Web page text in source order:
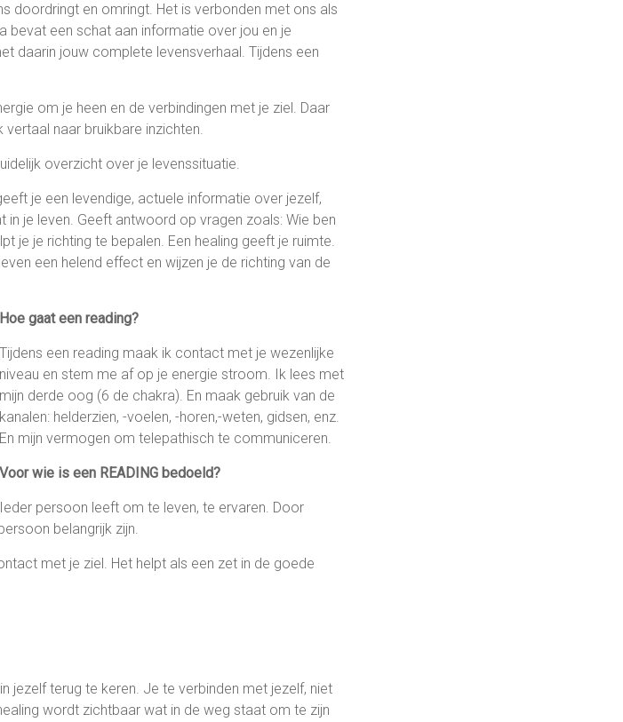
doordringt en omringt. Het is verbonden met ons als
bevat een schat aan informatie over jou en je
daarin jouw complete levensverhaal. Tijdens een
om je heen en de verbindingen met je ziel. Daar
naar bruikbare inzichten.
overzicht over je levenssituatie.
je een levendige, actuele informatie over jezelf,
je leven. Geeft antwoord op vragen zoals: Wie ben
je je richting te bepalen. Een healing geeft je ruimte.
een helend effect en wijzen je de richting van de
Hoe gaat een reading?
Tijdens een reading maak ik contact met je wezenlijke
niveau en stem me af op je energie stroom. Ik lees met
mijn derde oog (6 de chakra). En maak gebruik van de
kanalen: helderzien, -voelen, -horen,-weten, gidsen, enz.
En mijn vermogen om telepathisch te communiceren.
Voor wie is een READING bedoeld?
Ieder persoon leeft om te leven, te ervaren. Door
belangrijk zijn.
met je ziel. Het helpt als een zet in de goede
jezelf terug te keren. Je te verbinden met jezelf, niet
wordt zichtbaar wat in de weg staat om te zijn